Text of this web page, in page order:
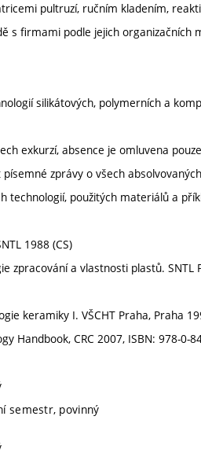
pultruzí, ručním kladením,
s firmami podle jejich organizačních
silikátových, polymerních a
exkurzí, absence je omluvena
zprávy o všech
technologií, použitých materiálů a
1988 (CS)
zpracování a vlastnosti plastů. SNTL
keramiky I. VŠCHT Praha, Praha
Handbook, CRC 2007, ISBN: 978-0-
semestr, povinný